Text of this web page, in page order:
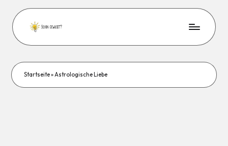
Startseite»Astrologische Liebe